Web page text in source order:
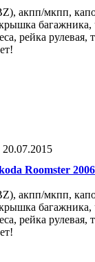
акпп/мкпп,
багажника,
рейка
20.07.2015
Roomster
акпп/мкпп,
багажника,
рейка